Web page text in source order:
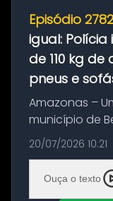
Episódio
igual:
de 110 kg
pneus e
Amazonas –
município de
com a
quilos de
embarcação
materia...
20/07/2026 10:21
Ouça o texto